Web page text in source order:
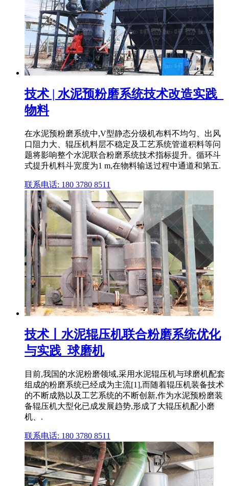
技术 | 水泥预粉磨系统技术改造实践_
物料
在水泥预粉磨系统中,V型静态分级机布料不均匀、出风
口阻力大、辊压机料层不稳定及工艺系统管道积料等问
题将影响整个水泥联合粉磨系统技术指标提升。循环斗
式提升机料斗宽度为1 m,在物料输送过程中通道和第五.
联系电话: 180 3780 8511
技术丨水泥辊压机联合粉磨系统优化
与实践_球磨机
目前,我国的水泥粉磨领域,采用水泥辊压机与球磨机配套
组成的粉磨系统已经成为主流[1],而随着辊压机装备技术
的不断成熟以及工艺系统的不断创新,作为水泥预粉磨装
备辊压机大型化已成发展趋势,形成了大辊压机配小磨
机、.
联系电话: 180 3780 8511